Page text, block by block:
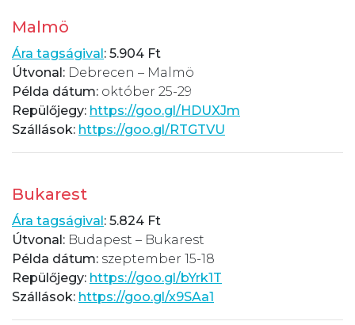
Malmö
Ára tagságival: 5.904 Ft
Útvonal: Debrecen – Malmö
Példa dátum: október 25-29
Repülőjegy: https://goo.gl/HDUXJm
Szállások: https://goo.gl/RTGTVU
Bukarest
Ára tagságival: 5.824 Ft
Útvonal: Budapest – Bukarest
Példa dátum: szeptember 15-18
Repülőjegy: https://goo.gl/bYrk1T
Szállások: https://goo.gl/x9SAa1